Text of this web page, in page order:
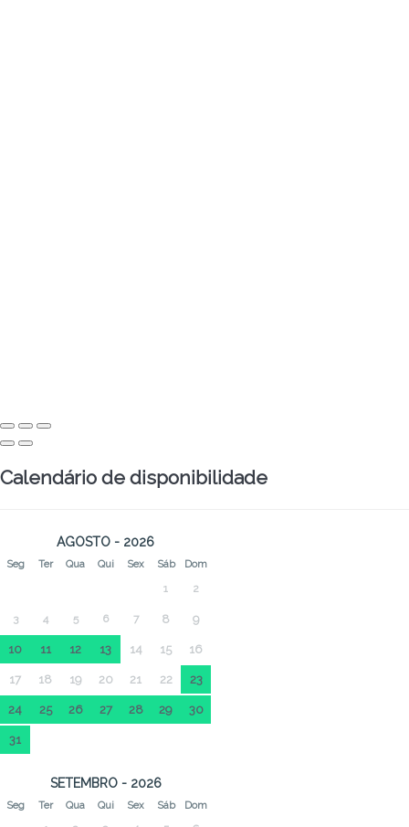
Calendário de disponibilidade
AGOSTO - 2026
Seg Ter Qua Qui Sex Sáb Dom
1 2
3 4 5 6 7 8 9
10 11 12 13 14 15 16
17 18 19 20 21 22 23
24 25 26 27 28 29 30
31
SETEMBRO - 2026
Seg Ter Qua Qui Sex Sáb Dom